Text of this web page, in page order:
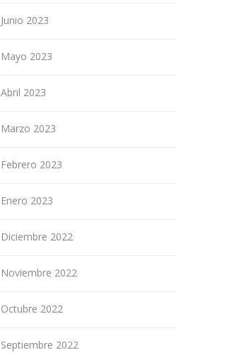
Junio 2023
Mayo 2023
Abril 2023
Marzo 2023
Febrero 2023
Enero 2023
Diciembre 2022
Noviembre 2022
Octubre 2022
Septiembre 2022